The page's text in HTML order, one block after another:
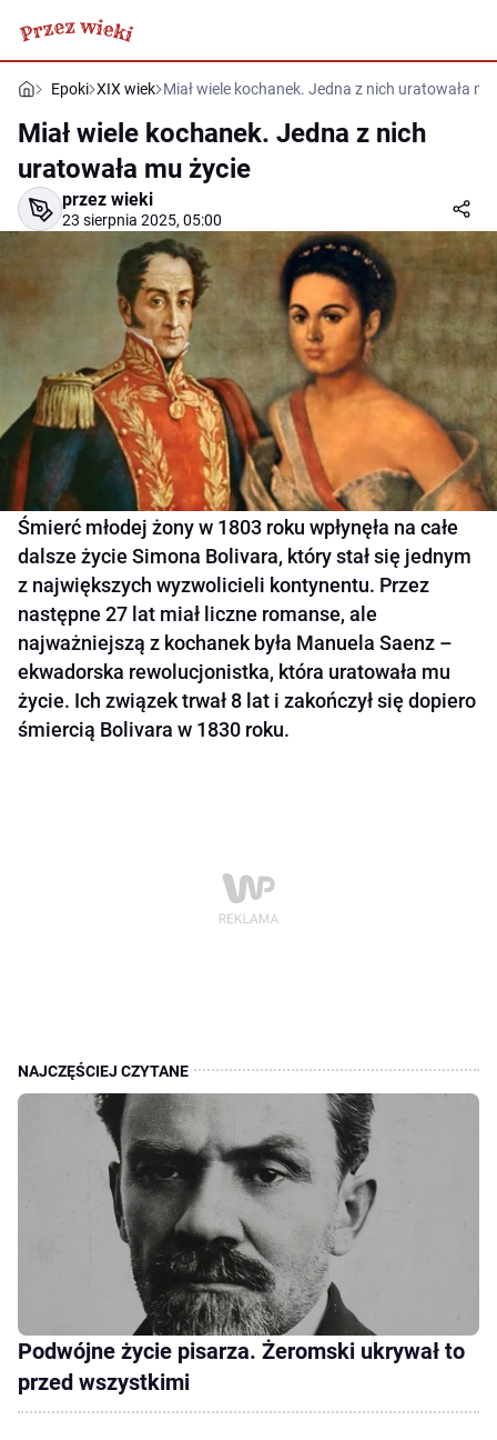
Epoki XIX wiek Miał wiele kochanek. Jedna z nich uratowała
Miał wiele kochanek. Jedna z nich
uratowała mu życie
przez wieki
23 sierpnia 2025, 05:00
Śmierć młodej żony w 1803 roku wpłynęła na całe
dalsze życie Simona Bolivara, który stał się jednym
z największych wyzwolicieli kontynentu. Przez
następne 27 lat miał liczne romanse, ale
najważniejszą z kochanek była Manuela Saenz –
ekwadorska rewolucjonistka, która uratowała mu
życie. Ich związek trwał 8 lat i zakończył się dopiero
śmiercią Bolivara w 1830 roku.
Podwójne życie pisarza. Żeromski ukrywał to
przed wszystkimi